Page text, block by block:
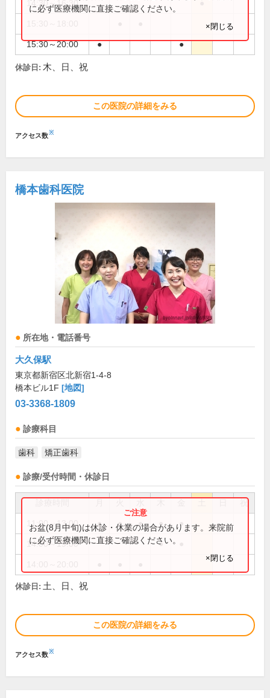
14:30～16:30 ●
15:30～20:00 ● ●
に必ず医療機関に直接ご確認ください。
×閉じる
休診日: 木、日、祝
この医院の詳細をみる
アクセス数※
橋本歯科医院
所在地・電話番号
大久保駅
東京都新宿区北新宿1-4-8
橋本ビル1F [地図]
03-3368-1809
診療科目
歯科 矯正歯科
診療/受付時間・休診日
祝
11:00～13:00 ● ● ● ● ●
14:00～19:00 ●
お盆(8月中旬)は休診・休業の場合があります。来院前
に必ず医療機関に直接ご確認ください。
×閉じる
休診日: 土、日、祝
この医院の詳細をみる
アクセス数※